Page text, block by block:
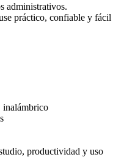
administrativos.
práctico, confiable y fácil
inalámbrico
productividad y uso